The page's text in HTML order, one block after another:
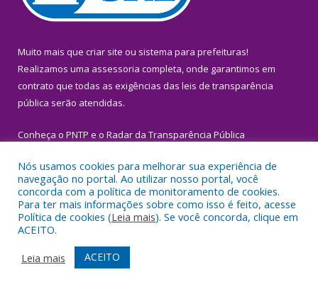
Muito mais que criar site ou sistema para prefeituras!
Realizamos uma assessoria completa, onde garantimos em
contrato que todas as exigências das leis de transparência
pública serão atendidas.
Conheça o PNTP e o Radar da Transparência Pública
Todos os direitos reservados a Prefeitura Municipal de Igarapé-
Miri.
Mapa do Site
Acessar Área Administrativa
Acessar Webmail
Nós usamos cookies para melhorar sua experiência de
navegação no portal. Ao utilizar nosso portal, você
concorda com a política de monitoramento de cookies.
Para ter mais informações sobre como isso é feito, acesse
Política de cookies (Leia mais). Se você concorda, clique em
ACEITO.
Leia mais
ACEITO